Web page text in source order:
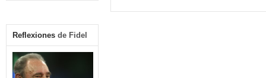
Reflexiones de Fidel